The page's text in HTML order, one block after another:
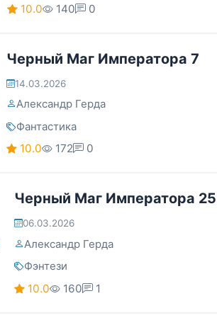
10.0
140 0
Черный Маг Императора 7
14.03.2026
Александр Герда
Фантастика
10.0
172 0
Черный Маг Императора 25
06.03.2026
Александр Герда
Фэнтези
10.0
160 1